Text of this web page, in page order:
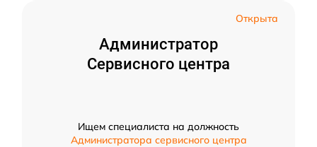
Открыта
Администратор
Сервисного центра
Ищем специалиста на должность
Администратора сервисного центра